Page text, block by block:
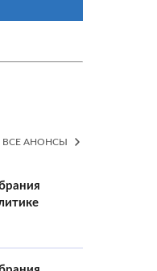
ВСЕ АНОНСЫ